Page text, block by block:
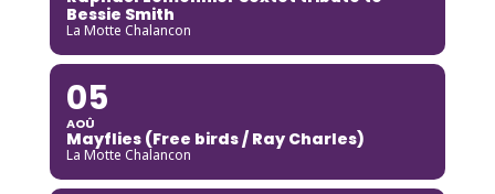
Bessie Smith
La Motte Chalancon
05
AOÛ
Mayflies (Free birds / Ray Charles)
La Motte Chalancon